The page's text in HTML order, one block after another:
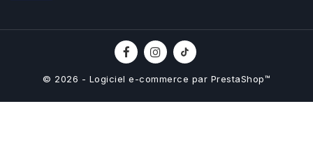
© 2026 - Logiciel e-commerce par PrestaShop™